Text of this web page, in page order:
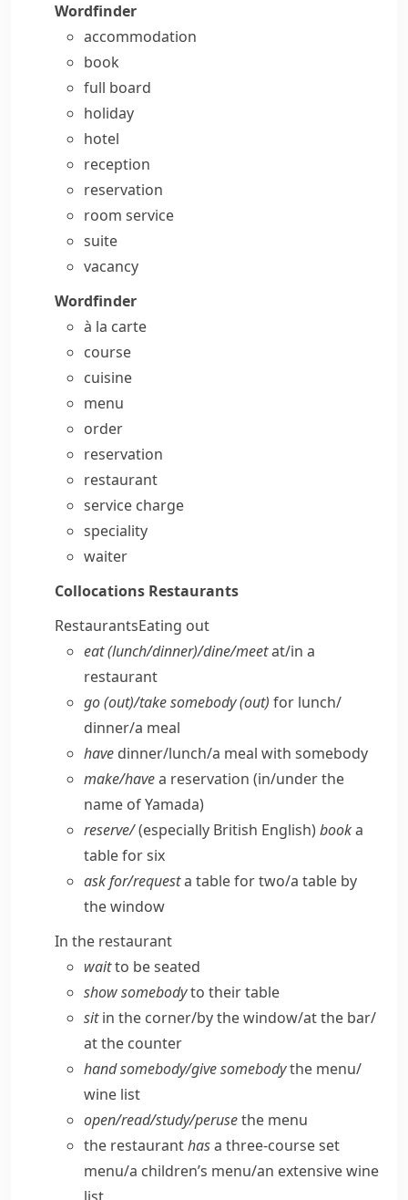
Wordfinder
accommodation
book
full board
holiday
hotel
reception
reservation
room service
suite
vacancy
Wordfinder
à la carte
course
cuisine
menu
order
reservation
restaurant
service charge
speciality
waiter
Collocations Restaurants
RestaurantsEating out
eat (lunch/​dinner)/dine/​meetat/​in a
restaurant
go (out)/take somebody (out) for lunch/​
dinner/​a meal
have dinner/​lunch/​a meal with somebody
make/​havea reservation (in/​under the
name of Yamada)
reserve/(especially British English)booka
table for six
ask for/​requesta table for two/​a table by
the window
In the restaurant
waitto be seated
show somebodyto their table
sitin the corner/​by the window/​at the bar/​
at the counter
hand somebody/​give somebodythe menu/​
wine list
open/​read/​study/​perusethe menu
the restauranthasa three-course set
menu/​a children’s menu/​an extensive wine